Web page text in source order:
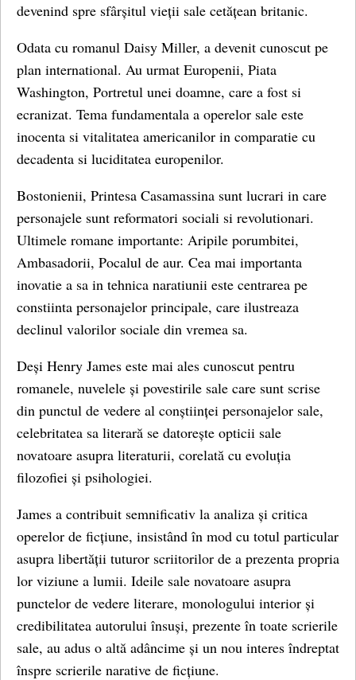
devenind spre sfârșitul vieții sale cetățean britanic.
Odata cu romanul Daisy Miller, a devenit cunoscut pe
plan international. Au urmat Europenii, Piata
Washington, Portretul unei doamne, care a fost si
ecranizat. Tema fundamentala a operelor sale este
inocenta si vitalitatea americanilor in comparatie cu
decadenta si luciditatea europenilor.
Bostonienii, Printesa Casamassina sunt lucrari in care
personajele sunt reformatori sociali si revolutionari.
Ultimele romane importante: Aripile porumbitei,
Ambasadorii, Pocalul de aur. Cea mai importanta
inovatie a sa in tehnica naratiunii este centrarea pe
constiinta personajelor principale, care ilustreaza
declinul valorilor sociale din vremea sa.
Deși Henry James este mai ales cunoscut pentru
romanele, nuvelele și povestirile sale care sunt scrise
din punctul de vedere al conștiinței personajelor sale,
celebritatea sa literară se datorește opticii sale
novatoare asupra literaturii, corelată cu evoluția
filozofiei și psihologiei.
James a contribuit semnificativ la analiza și critica
operelor de ficțiune, insistând în mod cu totul particular
asupra libertății tuturor scriitorilor de a prezenta propria
lor viziune a lumii. Ideile sale novatoare asupra
punctelor de vedere literare, monologului interior și
credibilitatea autorului însuși, prezente în toate scrierile
sale, au adus o altă adâncime și un nou interes îndreptat
înspre scrierile narative de ficțiune.